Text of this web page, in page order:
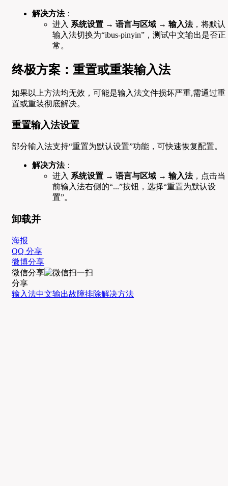
解决方法：
进入 系统设置 → 语言与区域 → 输入法，将默认
输入法切换为“ibus-pinyin”，测试中文输出是否正
常。
终极方案：重置或重装输入法
如果以上方法均无效，可能是输入法文件损坏严重,需通过重
置或重装彻底解决。
重置输入法设置
部分输入法支持“重置为默认设置”功能，可快速恢复配置。
解决方法：
进入 系统设置 → 语言与区域 → 输入法，点击当
前输入法右侧的“...”按钮，选择“重置为默认设
置”。
卸载并
海报
QQ 分享
微博分享
微信分享
分享
输入法中文输出故障排除解决方法